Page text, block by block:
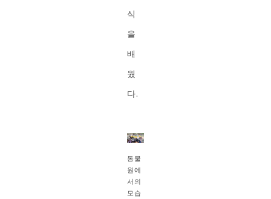
식
을
배
웠
다.
동물
원에
서의
모습